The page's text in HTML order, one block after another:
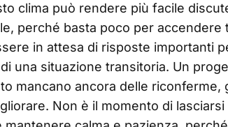
clima può rendere più facile
perché basta poco per accendere
in attesa di risposte importanti
una situazione transitoria. Un
mancano ancora delle riconferme,
Non è il momento di